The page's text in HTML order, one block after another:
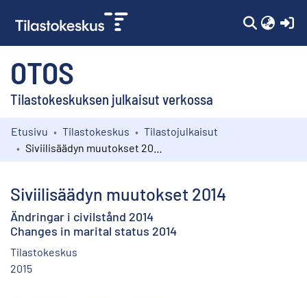
OTOS
Tilastokeskuksen julkaisut verkossa
Kokoelmat
Etusivu Tilastokeskus
Tilastojulkaisut
Siviilisäädyn muutokset 2014
Ändringar i civilstånd 2014
Changes in marital status 2014
Tilastokeskus
2015